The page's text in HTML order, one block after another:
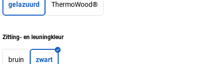
gelazuurd ThermoWood®
Zitting- en leuningkleur
bruin zwart